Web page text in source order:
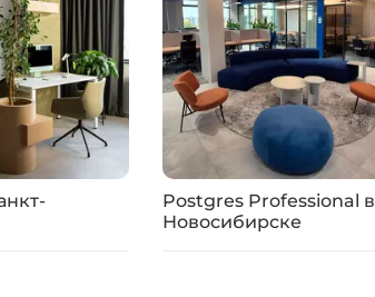
Postgres Professional в
Новосибирске